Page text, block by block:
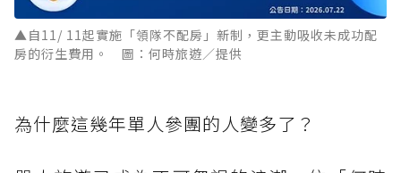
▲自11/ 11起實施「領隊不配房」新制，更主動吸收未成功配
房的衍生費用。 圖：何時旅遊／提供
為什麼這幾年單人參團的人變多了？